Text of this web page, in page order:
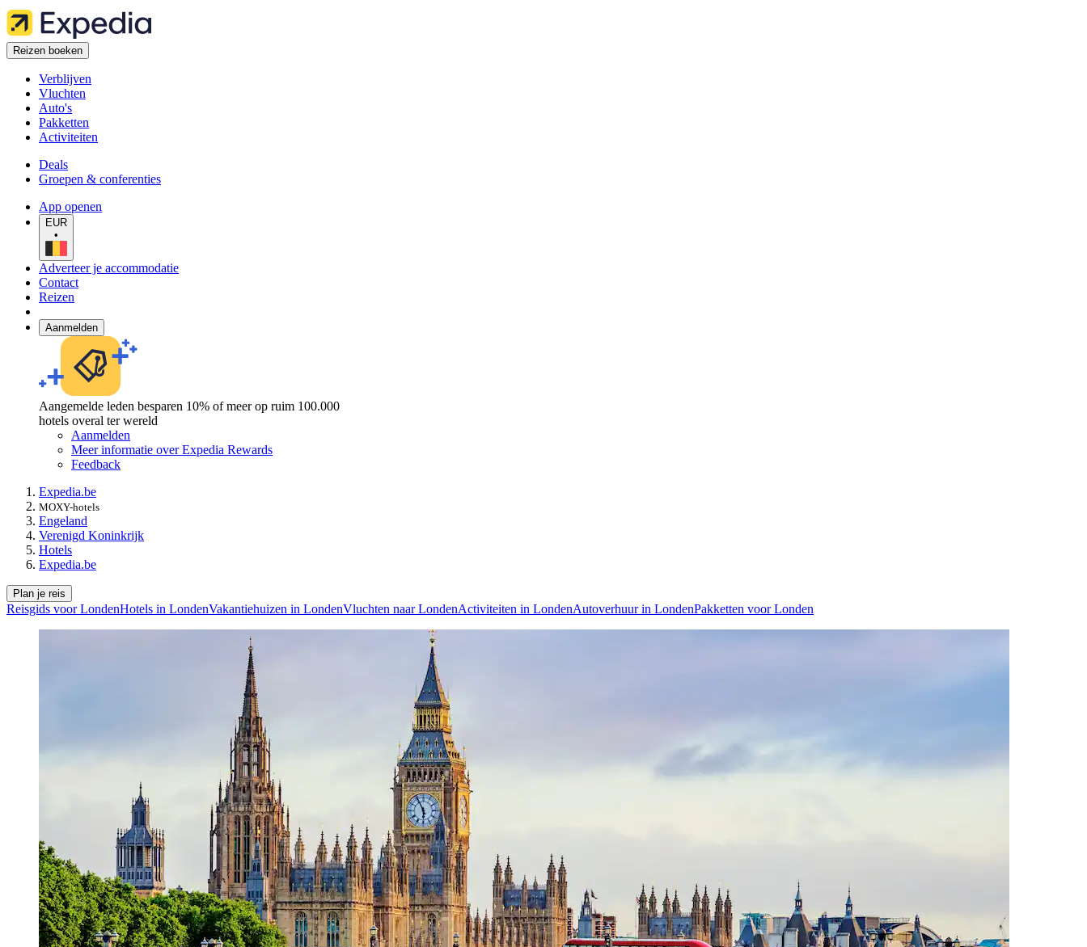
Reizen boeken
Verblijven
Vluchten
Auto's
Pakketten
Activiteiten
Deals
Groepen & conferenties
App openen
EUR
•
Adverteer je accommodatie
Contact
Reizen
Aanmelden
Aangemelde leden besparen 10% of meer op ruim 100.000
hotels overal ter wereld
Aanmelden
Meer informatie over Expedia Rewards
Feedback
Expedia.be
MOXY-hotels
Engeland
Verenigd Koninkrijk
Hotels
Expedia.be
Plan je reis
Reisgids voor LondenHotels in LondenVakantiehuizen in LondenVluchten naar LondenActiviteiten in LondenAutoverhuur in LondenPakketten voor Londen